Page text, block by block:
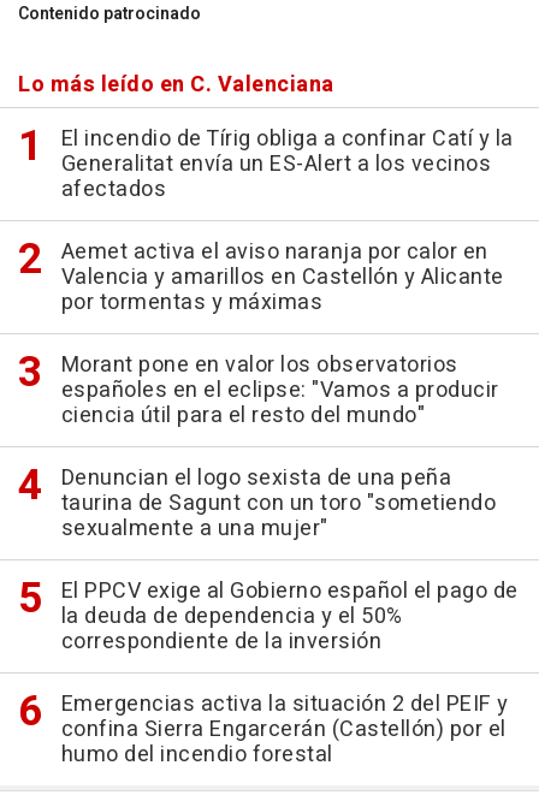
Contenido patrocinado
Lo más leído en C. Valenciana
El incendio de Tírig obliga a confinar Catí y la
Generalitat envía un ES-Alert a los vecinos
afectados
Aemet activa el aviso naranja por calor en
Valencia y amarillos en Castellón y Alicante
por tormentas y máximas
Morant pone en valor los observatorios
españoles en el eclipse: "Vamos a producir
ciencia útil para el resto del mundo"
Denuncian el logo sexista de una peña
taurina de Sagunt con un toro "sometiendo
sexualmente a una mujer"
El PPCV exige al Gobierno español el pago de
la deuda de dependencia y el 50%
correspondiente de la inversión
Emergencias activa la situación 2 del PEIF y
confina Sierra Engarcerán (Castellón) por el
humo del incendio forestal